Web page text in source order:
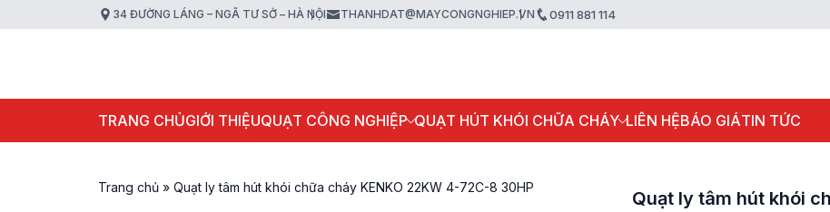
34 ĐƯỜNG LÁNG – NGÃ TƯ SỞ – HÀ NỘI THANHDAT@MAYCONGNGHIEP.VN 0911 881 114
TRANG CHỦGIỚI THIỆUQUẠT CÔNG NGHIỆP QUẠT HÚT KHÓI CHỮA CHÁY LIÊN HỆBÁO GIÁTIN TỨC
Trang chủ » Quạt ly tâm hút khói chữa cháy KENKO 22KW 4-72C-8 30HP
Quạt ly tâm hút khói